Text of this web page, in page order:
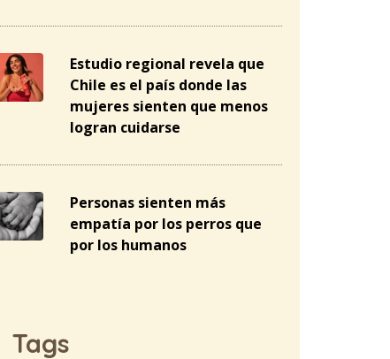
Estudio regional revela que
Chile es el país donde las
mujeres sienten que menos
logran cuidarse
Personas sienten más
empatía por los perros que
por los humanos
Tags